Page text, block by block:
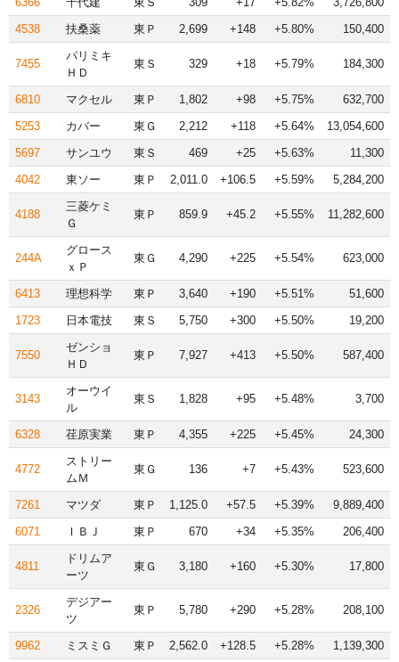
4538
扶桑薬 東Ｐ 2,699 +148 +5.80% 150,400
7455
パリミキ
ＨＤ
東Ｓ 329 +18 +5.79% 184,300
6810 マクセル 東Ｐ 1,802 +98 +5.75%
632,700
5253
カバー 東Ｇ 2,212 +118 +5.64%
13,054,600
5697
サンユウ 東Ｓ 469 +25 +5.63%
11,300
4042
東ソー 東Ｐ 2,011.0 +106.5 +5.59% 5,284,200
4188
三菱ケミ
Ｇ
東Ｐ 859.9 +45.2 +5.55% 11,282,600
244A
グロース
ｘＰ
東Ｇ 4,290 +225 +5.54% 623,000
6413 理想科学 東Ｐ 3,640 +190 +5.51%
51,600
1723
日本電技 東Ｓ 5,750 +300 +5.50% 19,200
7550
ゼンショ
ＨＤ
東Ｐ 7,927 +413 +5.50% 587,400
3143
オーウイ
ル
東Ｓ 1,828 +95 +5.48% 3,700
6328 荏原実業 東Ｐ 4,355 +225 +5.45% 24,300
4772
ストリー
ムＭ
東Ｇ 136 +7 +5.43% 523,600
7261 マツダ 東Ｐ 1,125.0 +57.5 +5.39%
9,889,400
6071
ＩＢＪ 東Ｐ 670 +34 +5.35% 206,400
4811
ドリムア
ーツ
東Ｇ 3,180 +160 +5.30% 17,800
2326
デジアー
ツ
東Ｐ 5,780 +290 +5.28% 208,100
9962 ミスミＧ 東Ｐ 2,562.0 +128.5 +5.28% 1,139,300